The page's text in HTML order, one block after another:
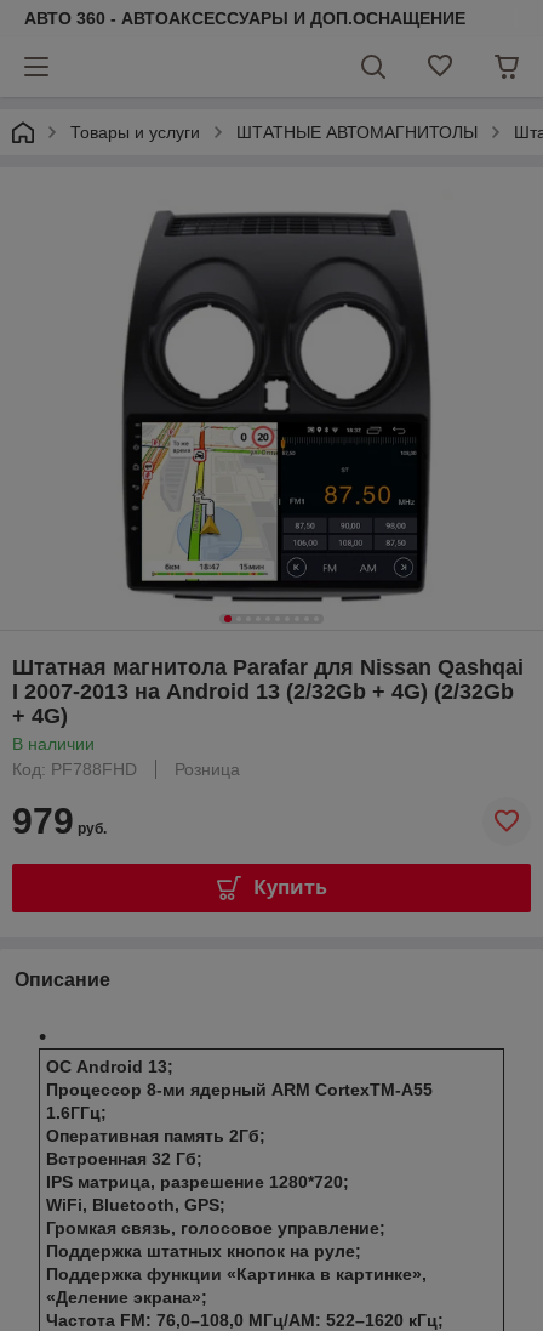
АВТО 360 - АВТОАКСЕССУАРЫ И ДОП.ОСНАЩЕНИЕ
Товары и услуги ШТАТНЫЕ АВТОМАГНИТОЛЫ
Штатная магнитола Parafar для Nissan Qashqai
I 2007-2013 на Android 13 (2/32Gb + 4G) (2/32Gb
+ 4G)
В наличии
Код: PF788FHD
Розница
979 руб.
Купить
Описание
ОС Android 13;
Процессор 8-ми ядерный ARM CortexTM-A55
1.6ГГц;
Оперативная память 2Гб;
Встроенная 32 Гб;
IPS матрица, разрешение 1280*720;
WiFi, Bluetooth, GPS;
Громкая связь, голосовое управление;
Поддержка штатных кнопок на руле;
Поддержка функции «Картинка в картинке»,
«Деление экрана»;
Частота FM: 76,0–108,0 МГц/AM: 522–1620 кГц;